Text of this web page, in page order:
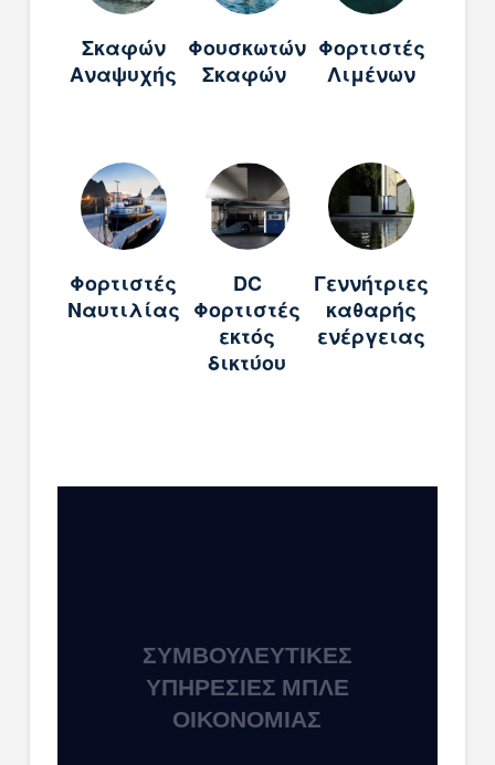
Σκαφών
Αναψυχής
Φουσκωτών
Σκαφών
Φορτιστές
Λιμένων
Φορτιστές
Ναυτιλίας
DC
Φορτιστές
εκτός
δικτύου
Γεννήτριες
καθαρής
ενέργειας
ΣΥΜΒΟΥΛΕΥΤΙΚΈΣ
ΥΠΗΡΕΣΊΕΣ ΜΠΛΕ
ΟΙΚΟΝΟΜΊΑΣ